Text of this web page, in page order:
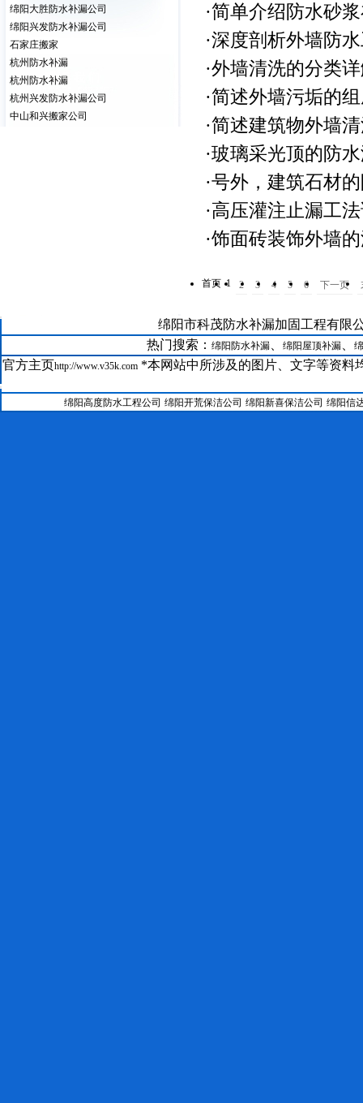
绵阳大胜防水补漏公司
绵阳兴发防水补漏公司
石家庄搬家
杭州防水补漏
杭州防水补漏
杭州兴发防水补漏公司
中山和兴搬家公司
·简单介绍防水砂
·深度剖析外墙防
·外墙清洗的分类
·简述外墙污垢的
·简述建筑物外墙
·玻璃采光顶的防
·号外，建筑石材
·高压灌注止漏工
·饰面砖装饰外墙
首页 1 2 3 4 5 6 下一页
GRC在绵阳科茂防水补漏公司装修中的运用
绵阳防水补漏聚氨酯保温系统
23--绵阳房屋维修聚合物水泥防水涂料
25-- 绵阳科茂防水补漏加固工程有限公司涂料施工工艺
绵阳市科茂防水补漏加固工程有限
热门搜索： 绵阳防水补漏 绵阳屋顶补漏
官方主页http://www.v35k.com *本网站中所涉及的图片、文字等资料
绵阳高度防水工程公司 绵阳开荒保洁公司 绵阳新喜保洁公司 绵阳信